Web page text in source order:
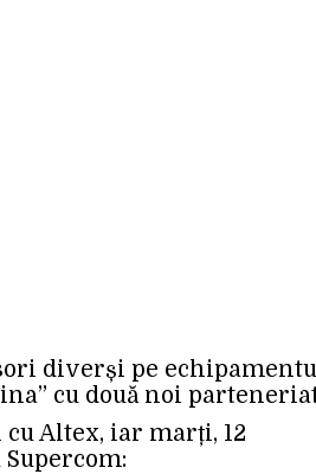
diverși pe
cu două noi
Altex, iar marți, 12